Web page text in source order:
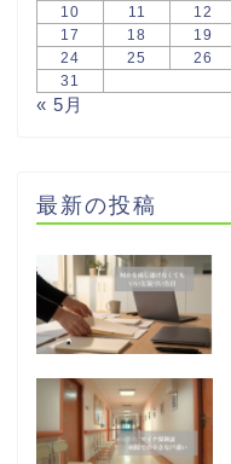
10
11 12
17
18 19
24
25 26
31
« 5月
最新の投稿